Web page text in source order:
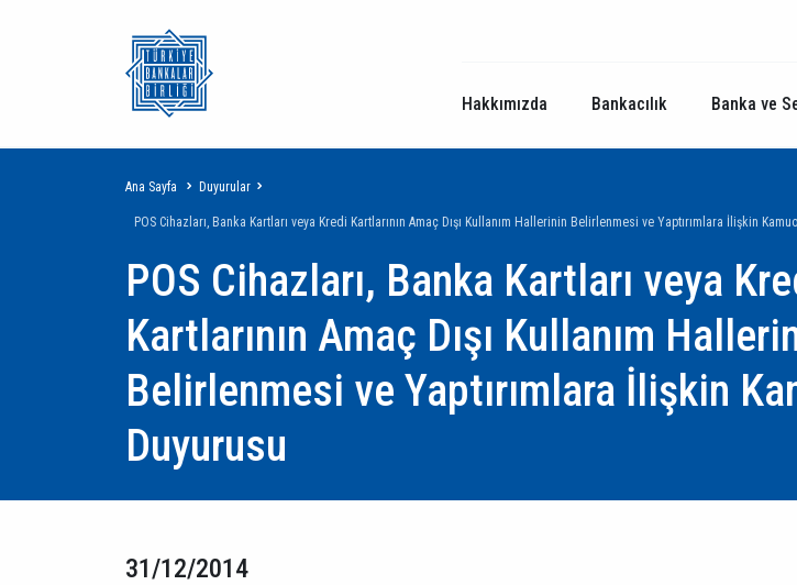
Hakkımızda Bankacılık Banka ve
Sayfa
yolu
Ana Sayfa Duyurular
POS Cihazları, Banka Kartları veya Kredi Kartlarının Amaç Dışı Kullanım Hallerinin Belirlenmesi ve Yaptırımlara İlişkin
POS Cihazları, Banka Kartları veya
Kartlarının Amaç Dışı Kullanım
Belirlenmesi ve Yaptırımlara İlişkin
Duyurusu
31/12/2014